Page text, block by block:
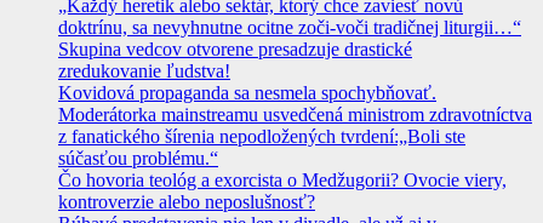
„Každý heretik alebo sektár, ktorý chce zaviesť novú
doktrínu, sa nevyhnutne ocitne zoči-voči tradičnej liturgii…“
Skupina vedcov otvorene presadzuje drastické
zredukovanie ľudstva!
Kovidová propaganda sa nesmela spochybňovať.
Moderátorka mainstreamu usvedčená ministrom zdravotníctva
z fanatického šírenia nepodložených tvrdení:„Boli ste
súčasťou problému.“
Čo hovoria teológ a exorcista o Medžugorii? Ovocie viery,
kontroverzie alebo neposlušnosť?